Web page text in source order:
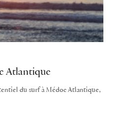
Atlantique
du surf à Médoc Atlantique,